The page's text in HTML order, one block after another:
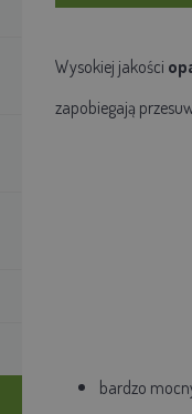
Wysokiej jakości
zapobiegają
bardzo